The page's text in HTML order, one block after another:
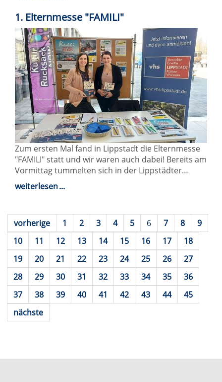
1. Elternmesse "FAMILI"
Zum ersten Mal fand in Lippstadt die Elternmesse
"FAMILI" statt und wir waren auch dabei! Bereits am
Vormittag tummelten sich in der Lippstädter…
weiterlesen
vorherige 1 2 3 4 5 6 7 8
9
10
11 12 13 14 15 16 17
18
19
20 21 22 23 24 25 26
27
28
29 30 31 32 33 34 35
36
37
38 39 40 41 42 43 44
45
nächste